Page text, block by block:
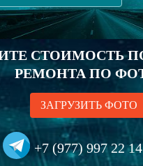
СТОИМОСТЬ
РЕМОНТА ПО
ЗАГРУЗИТЬ ФОТО
+7 (977) 997 22 14